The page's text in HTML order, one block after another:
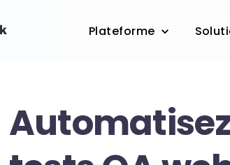
Plateforme